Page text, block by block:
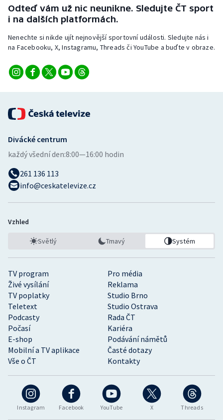
Parasport
Plavání
Rychlobruslení
Short track
Sportovní střelba
Stolní tenis
Vodní slalom
Volejbal
Ostatní
Odteď vám už nic neunikne. Sledujte ČT sport
i na dalších platformách.
Nenechte si nikde ujít nejnovější sportovní události. Sledujte nás i
na Facebooku, X, Instagramu, Threads či YouTube a buďte v obraze.
Instagram Facebook YouTube X Threads
TV program
Pro média
Živé vysílání
Reklama
TV poplatky
Studio Brno
Teletext
Studio Ostrava
Podcasty
Rada ČT
Počasí
Kariéra
E-shop
Podávání námětů
Mobilní a TV aplikace
Časté dotazy
Vše o ČT
Kontakty
Divácké centrum
každý všední den:8:00—16:00 hodin
261 136 113
info@ceskatelevize.cz
Vzhled
Světlý Tmavý Systém